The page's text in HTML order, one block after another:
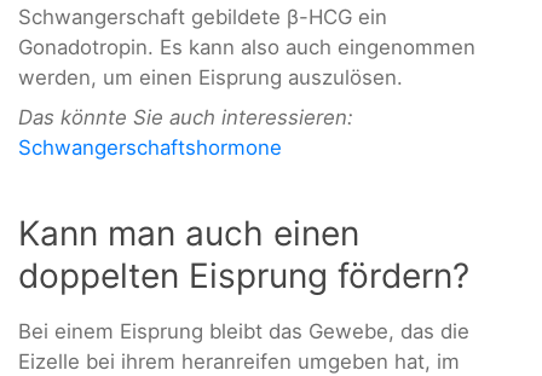
Schwangerschaft gebildete β-HCG ein
Gonadotropin. Es kann also auch eingenommen
werden, um einen Eisprung auszulösen.
Das könnte Sie auch interessieren:
Schwangerschaftshormone
Kann man auch einen
doppelten Eisprung fördern?
Bei einem Eisprung bleibt das Gewebe, das die
Eizelle bei ihrem heranreifen umgeben hat, im